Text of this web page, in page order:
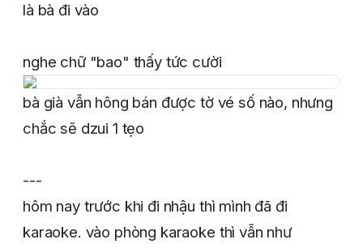
là bà đi vào
nghe chữ "bao" thấy tức cười
bà già vẫn hông bán được tờ vé số nào, nhưng
chắc sẽ dzui 1 tẹo
---
hôm nay trước khi đi nhậu thì mình đã đi
karaoke. vào phòng karaoke thì vẫn như